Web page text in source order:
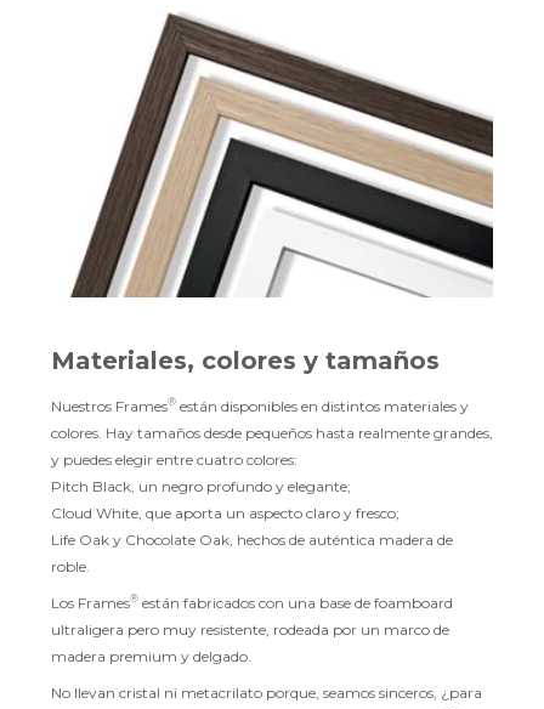
Materiales, colores y tamaños
Nuestros Frames® están disponibles en distintos materiales y
colores. Hay tamaños desde pequeños hasta realmente grandes,
y puedes elegir entre cuatro colores:
Pitch Black, un negro profundo y elegante;
Cloud White, que aporta un aspecto claro y fresco;
Life Oak y Chocolate Oak, hechos de auténtica madera de
roble.
Los Frames® están fabricados con una base de foamboard
ultraligera pero muy resistente, rodeada por un marco de
madera premium y delgado.
No llevan cristal ni metacrilato porque, seamos sinceros, ¿para